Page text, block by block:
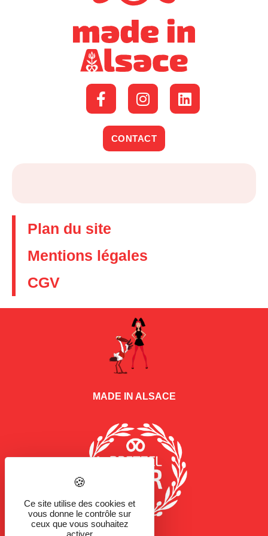
CONTACT
Plan du site
Mentions légales
CGV
MADE IN ALSACE
Ce site utilise des cookies et
vous donne le contrôle sur
ceux que vous souhaitez
activer